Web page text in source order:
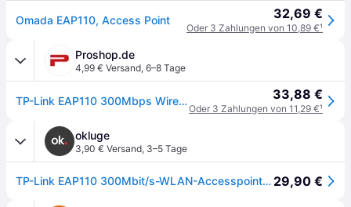
Omada EAP110, Access Point 32,69 €
Oder 3 Zahlungen von 10,89 €¹
Proshop.de
4,99 € Versand, 6–8 Tage
TP-Link EAP110 300Mbps Wireless N Ceiling Mount Access Point 33,88 €
Oder 3 Zahlungen von 11,29 €¹
okluge
3,90 € Versand, 3–5 Tage
TP-Link EAP110 300Mbit/s-WLAN-Accesspoint zur Deckenmontage 29,90 €